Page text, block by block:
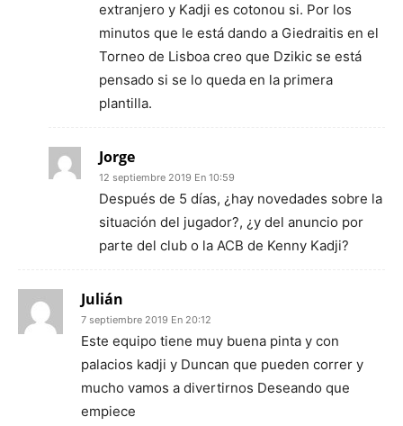
extranjero y Kadji es cotonou si. Por los
minutos que le está dando a Giedraitis en el
Torneo de Lisboa creo que Dzikic se está
pensado si se lo queda en la primera
plantilla.
Jorge
12 septiembre 2019 En 10:59
Después de 5 días, ¿hay novedades sobre la
situación del jugador?, ¿y del anuncio por
parte del club o la ACB de Kenny Kadji?
Julián
7 septiembre 2019 En 20:12
Este equipo tiene muy buena pinta y con
palacios kadji y Duncan que pueden correr y
mucho vamos a divertirnos Deseando que
empiece